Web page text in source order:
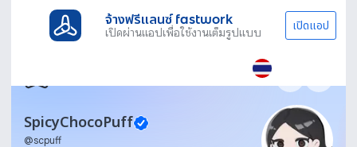
จ้างฟรีแลนซ์ fastwork
เปิดผ่านแอปเพื่อใช้งานเต็มรูปแบบ เปิดแอป
SpicyChocoPuff
@scpuff